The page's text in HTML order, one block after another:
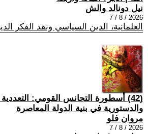
نيل دونالد والش
2026 / 8 / 7
العلمانية، الدين السياسي ونقد الفكر
(42) أسطورة التجانس القومي:
والدستورية في بنية الدولة المعاصرة
مروان فلو
2026 / 8 / 7